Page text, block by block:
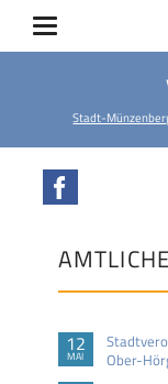
Stadt-
12
MAI
Ober-